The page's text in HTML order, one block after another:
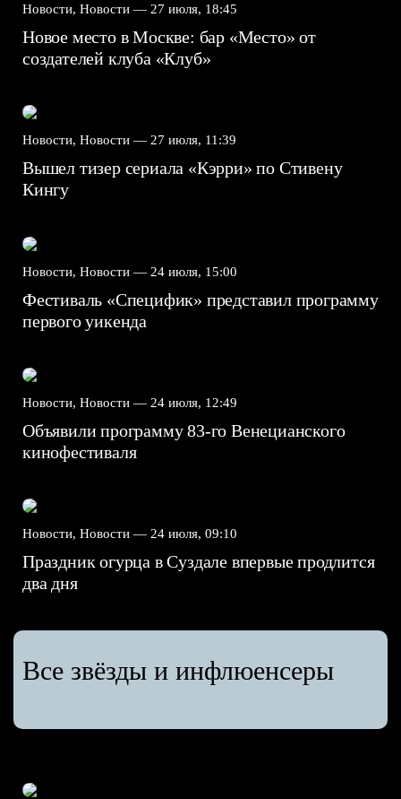
Новости, Новости — 27 июля, 18:45
Новое место в Москве: бар «Место» от
создателей клуба «Клуб»
Новости, Новости — 27 июля, 11:39
Вышел тизер сериала «Кэрри» по Стивену
Кингу
Новости, Новости — 24 июля, 15:00
Фестиваль «Специфик» представил программу
первого уикенда
Новости, Новости — 24 июля, 12:49
Объявили программу 83-го Венецианского
кинофестиваля
Новости, Новости — 24 июля, 09:10
Праздник огурца в Суздале впервые продлится
два дня
Все звёзды и инфлюенсеры